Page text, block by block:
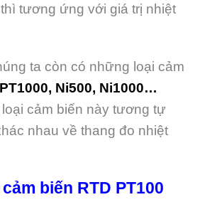
tương ứng với giá trị nhiệt
ta còn có những loại cảm
Ni500, Ni1000…
cảm biến này tương tự
nhau về thang đo nhiệt
biến RTD PT100